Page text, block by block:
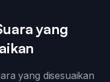
yang
yang disesuaikan